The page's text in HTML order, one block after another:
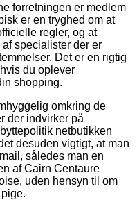
forretningen er medlem
er en tryghed om at
regler, og at
specialister der er
Det er en rigtig
du oplever
shopping.
omkring de
der indvirker på
netbutikken
desuden vigtigt, at man
således man en
af Cairn Centaure
uden hensyn til om